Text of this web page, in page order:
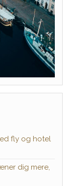
fly og hotel
dig mere,